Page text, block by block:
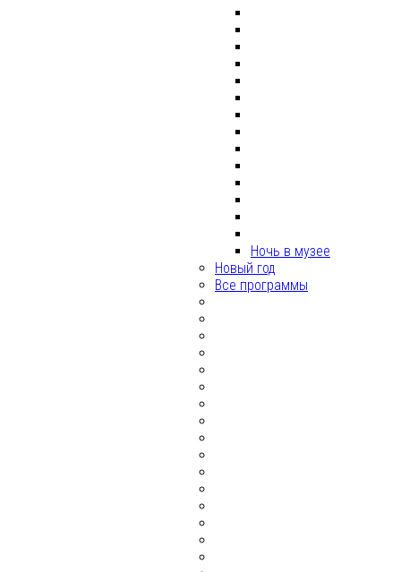
Ночь в музее
Новый год
Все программы